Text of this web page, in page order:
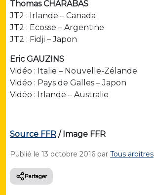
Thomas CHARABAS
JT2 : Irlande – Canada
JT2 : Ecosse – Argentine
JT2 : Fidji – Japon
Eric GAUZINS
Vidéo : Italie – Nouvelle-Zélande
Vidéo : Pays de Galles – Japon
Vidéo : Irlande – Australie
Source FFR / Image FFR
Publié le 13 octobre 2016 par Tous arbitres
Partager